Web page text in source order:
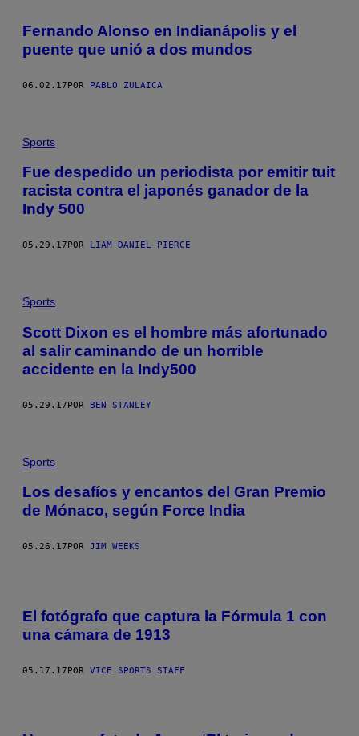
Fernando Alonso en Indianápolis y el
puente que unió a dos mundos
06.02.17POR PABLO ZULAICA
Sports
Fue despedido un periodista por emitir tuit
racista contra el japonés ganador de la
Indy 500
05.29.17 POR LIAM DANIEL PIERCE
Sports
Scott Dixon es el hombre más afortunado
al salir caminando de un horrible
accidente en la Indy500
05.29.17POR BEN STANLEY
Sports
Los desafíos y encantos del Gran Premio
de Mónaco, según Force India
05.26.17 POR JIM WEEKS
El fotógrafo que captura la Fórmula 1 con
una cámara de 1913
05.17.17POR VICE SPORTS STAFF